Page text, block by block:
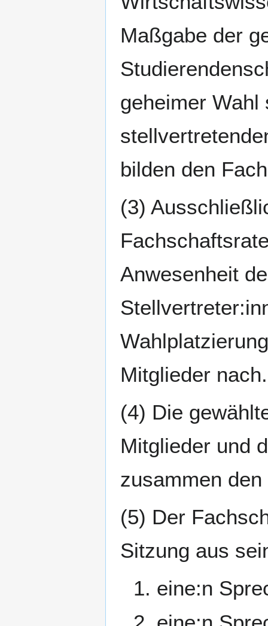
Maßgabe der
geheimer Wahl
bilden den
(3)
Anwesenheit
Mitglieder nach.
(4) Die
Mitglieder und
zusammen
(5) Der
Sitzung aus
1. eine:n